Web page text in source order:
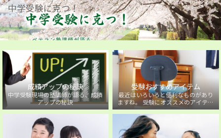
中学受験に克つ！
成績アップの秘訣
中学受験現場の塾講師が語る、成績
アップの秘訣
受験おすすめアイテム
最近はいろいろと便利なものがあり
ますね。 受験にオススメのアイテム
を紹介しています。